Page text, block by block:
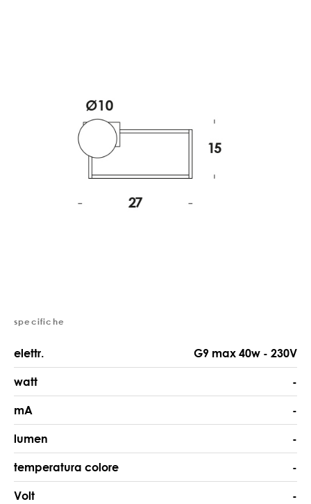
specifiche
elettr. G9 max 40w - 230V
watt -
mA -
lumen -
temperatura colore -
Volt -